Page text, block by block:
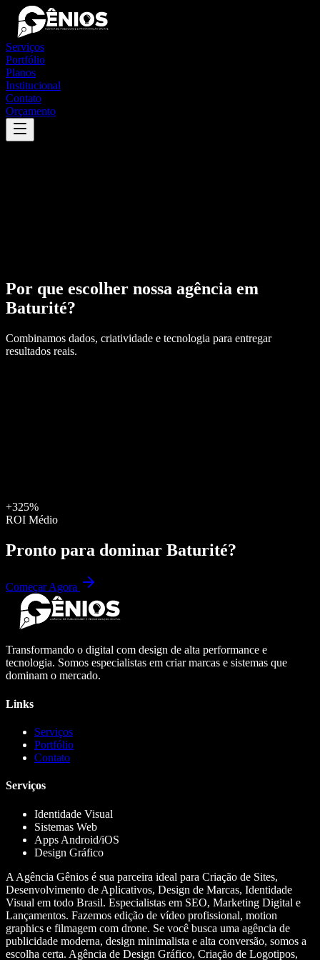
Serviços
Portfólio
Planos
Institucional
Contato
Orçamento
Por que escolher nossa agência em
Baturité?
Combinamos dados, criatividade e tecnologia para entregar
resultados reais.
+325%
ROI Médio
Pronto para dominar Baturité?
Começar Agora
Transformando o digital com design de alta performance e
tecnologia. Somos especialistas em criar marcas e sistemas que
dominam o mercado.
Links
Serviços
Portfólio
Contato
Serviços
Identidade Visual
Sistemas Web
Apps Android/iOS
Design Gráfico
A Agência Gênios é sua parceira ideal para Criação de Sites,
Desenvolvimento de Aplicativos, Design de Marcas, Identidade
Visual em todo Brasil. Especialistas em SEO, Marketing Digital e
Lançamentos. Fazemos edição de vídeo profissional, motion
graphics e filmagem com drone. Se você busca uma agência de
publicidade moderna, design minimalista e alta conversão, somos a
escolha certa. Agência de Design Gráfico, Criação de Logotipos,